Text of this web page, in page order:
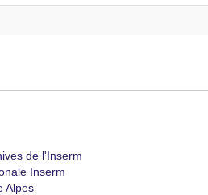
de l'Inserm
Inserm
Alpes